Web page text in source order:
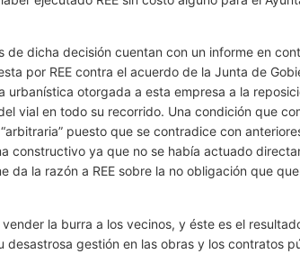
de dicha decisión cuentan con un informe en
por REE contra el acuerdo de la Junta de
urbanística otorgada a esta empresa a la
vial en todo su recorrido. Una condición que
puesto que se contradice con
constructivo ya que no se había actuado
da la razón a REE sobre la no obligación que
la burra a los vecinos, y éste es el
desastrosa gestión en las obras y los contratos